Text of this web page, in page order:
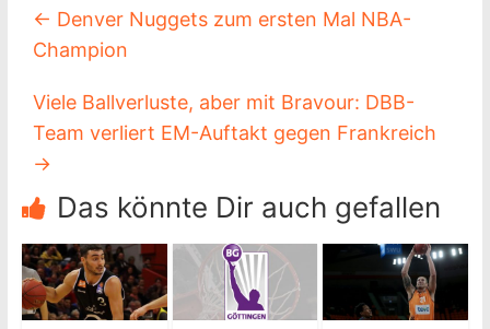
← Denver Nuggets zum ersten Mal NBA-
Champion
Viele Ballverluste, aber mit Bravour: DBB-
Team verliert EM-Auftakt gegen Frankreich
→
Das könnte Dir auch gefallen